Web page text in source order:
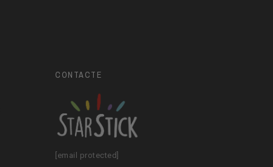
CONTACTE
[email protected]